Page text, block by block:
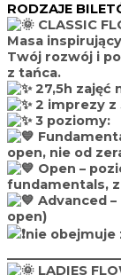
RODZAJE
CLASSIC
Masa
Twój rozwój i
z tańca.
27,5h zajęć
2 imprezy z
3 poziomy:
open, nie od
Open –
fundamentals,
Advanced
open)
nie obejmuje
LADIES